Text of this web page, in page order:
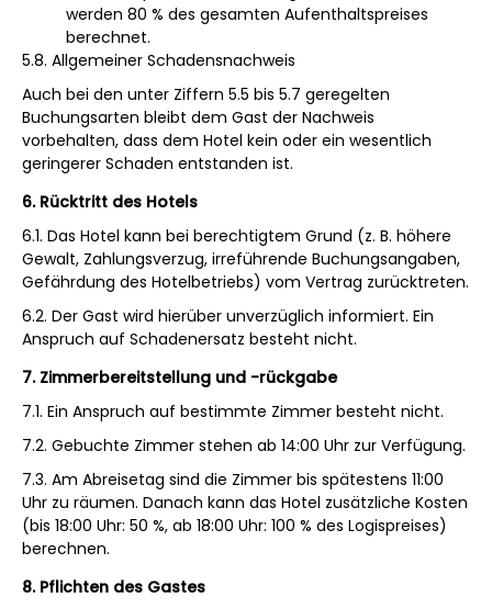
werden 80 % des gesamten Aufenthaltspreises
berechnet.
5.8. Allgemeiner Schadensnachweis
Auch bei den unter Ziffern 5.5 bis 5.7 geregelten
Buchungsarten bleibt dem Gast der Nachweis
vorbehalten, dass dem Hotel kein oder ein wesentlich
geringerer Schaden entstanden ist.
6. Rücktritt des Hotels
6.1. Das Hotel kann bei berechtigtem Grund (z. B. höhere
Gewalt, Zahlungsverzug, irreführende Buchungsangaben,
Gefährdung des Hotelbetriebs) vom Vertrag zurücktreten.
6.2. Der Gast wird hierüber unverzüglich informiert. Ein
Anspruch auf Schadenersatz besteht nicht.
7. Zimmerbereitstellung und -rückgabe
7.1. Ein Anspruch auf bestimmte Zimmer besteht nicht.
7.2. Gebuchte Zimmer stehen ab 14:00 Uhr zur Verfügung.
7.3. Am Abreisetag sind die Zimmer bis spätestens 11:00
Uhr zu räumen. Danach kann das Hotel zusätzliche Kosten
(bis 18:00 Uhr: 50 %, ab 18:00 Uhr: 100 % des Logispreises)
berechnen.
8. Pflichten des Gastes